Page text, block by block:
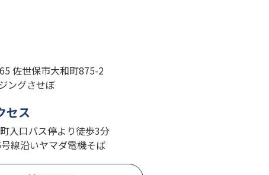
佐世保市大和町875-2
ングさせぼ
セス
入口バス停より徒歩3分
線沿いヤマダ電機そば